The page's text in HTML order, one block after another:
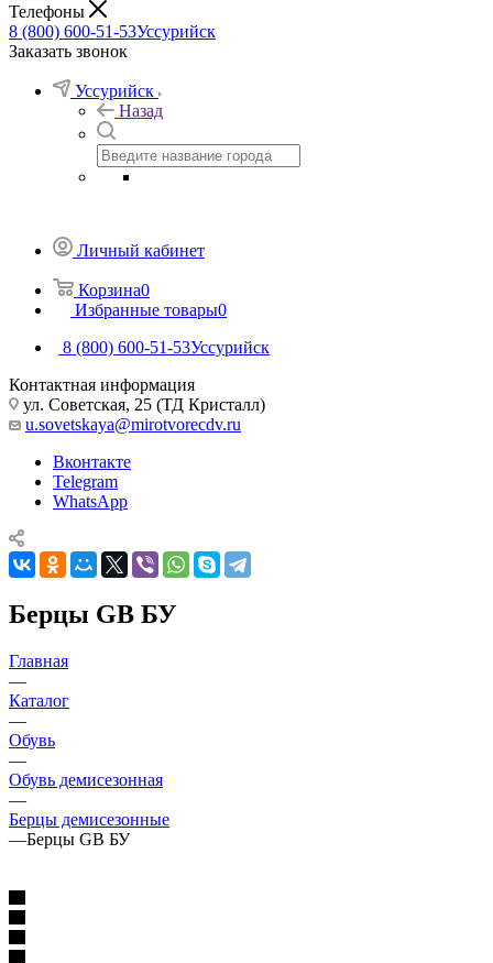
Телефоны
8 (800) 600-51-53Уссурийск
Заказать звонок
Уссурийск
Назад
Личный кабинет
Корзина0
Избранные товары0
8 (800) 600-51-53Уссурийск
Контактная информация
ул. Советская, 25 (ТД Кристалл)
u.sovetskaya@mirotvorecdv.ru
Вконтакте
Telegram
WhatsApp
Берцы GB БУ
Главная
—
Каталог
—
Обувь
—
Обувь демисезонная
—
Берцы демисезонные
—Берцы GB БУ